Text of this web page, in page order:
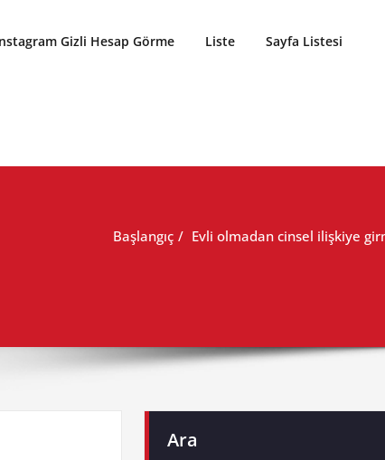
Gizli Hesap Görme Liste Sayfa Listesi
Başlangıç Evli olmadan cinsel ilişkiye
Ara